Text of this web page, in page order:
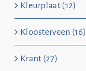
Kleurplaat (12)
Kloosterveen (16)
Krant (27)